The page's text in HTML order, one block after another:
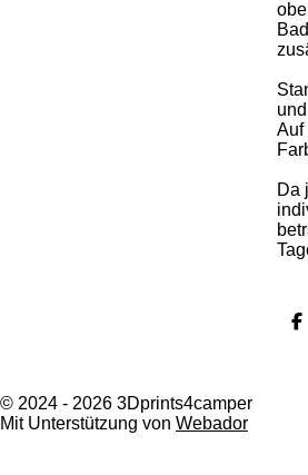
Auf
Da
T
© 2024 - 2026 3Dprints4camper
Mit Unterstützung von Webador